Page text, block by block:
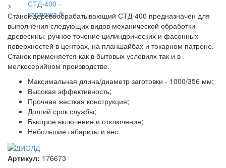
>
Станок деревообрабатывающий СТД-400 предназначен для
выполнения следующих видов механической обработки
древесины: ручное точение цилиндрических и фасонных
поверхностей в центрах, на планшайбах и токарном патроне.
Станок применяется как в бытовых условиях так и в
мелкосерийном производстве.
Максимальная длина/диаметр заготовки - 1000/356 мм;
Высокая эффективность;
Прочная жесткая конструкция;
Долгий срок службы;
Быстрое включение и отключение;
Небольшие габариты и вес.
Артикул: 176673